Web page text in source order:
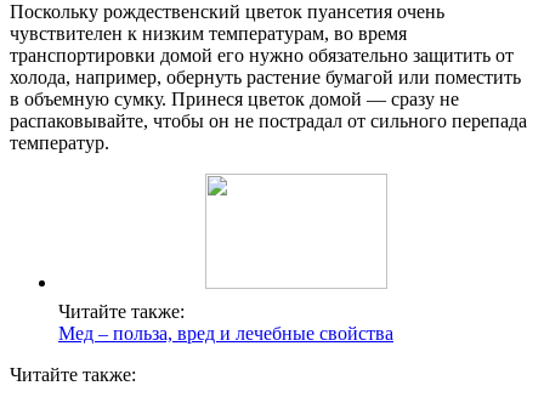
Поскольку рождественский цветок пуансетия очень
чувствителен к низким температурам, во время
транспортировки домой его нужно обязательно защитить от
холода, например, обернуть растение бумагой или поместить
в объемную сумку. Принеся цветок домой — сразу не
распаковывайте, чтобы он не пострадал от сильного перепада
температур.
Читайте также:
Мед – польза, вред и лечебные свойства
Читайте также: